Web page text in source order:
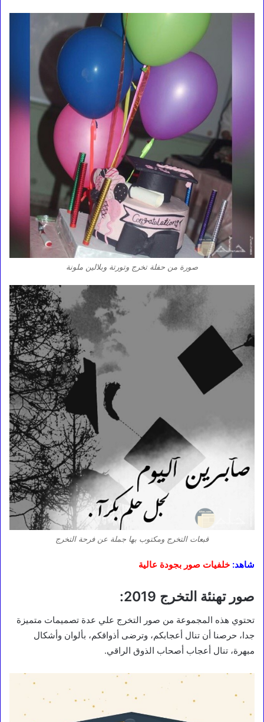
صورة من حفلة تخرج وتورتة وبلالين ملونة
قبعات التخرج ومكتوب بها جملة عن فرحة التخرج
شاهد: خلفيات صور بجودة عالية
صور تهنئة التخرج 2019:
تحتوي هذه المجموعة من صور التخرج علي عدة تصميمات متميزة
جدا، حرصنا أن تنال أعجابكم، وترضى أذواقكم، بألوان وأشكال
مبهرة، تنال أعجاب أصحاب الذوق الراقي.